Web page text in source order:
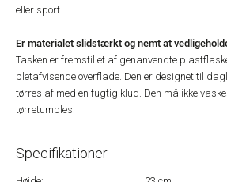
eller sport.
Er materialet slidstærkt og nemt at
Tasken er fremstillet af genanvendte
pletafvisende overflade. Den er designet til
tørres af med en fugtig klud. Den må ikke
tørretumbles.
Specifikationer